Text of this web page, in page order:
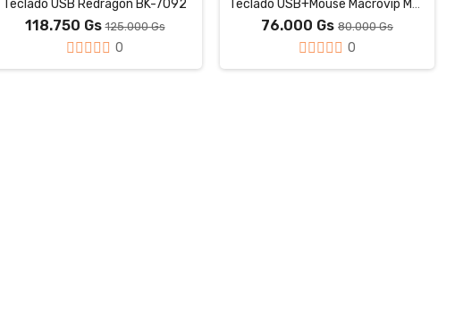
Teclado USB Redragon BK-7092
118.750 Gs125.000 Gs
0
Teclado USB+Mouse Macrovip MV-MK100UB-SP
76.000 Gs 80.000 Gs
0